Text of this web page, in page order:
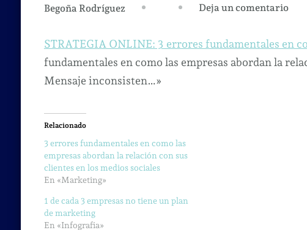
Begoña Rodríguez Deja un comentarioen
STRATEGIA ONLINE: 3 errores fundamentales en
fundamentales en como las empresas abordan la
Mensaje inconsisten…»
Relacionado
3 errores fundamentales en como las
empresas abordan la relación con sus
clientes en los medios sociales
En «Marketing»
1 de cada 3 empresas no tiene un plan
de marketing
En «Infografia»